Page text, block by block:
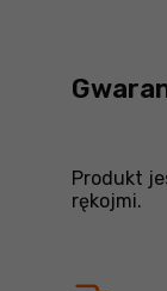
Produkt
rękojmi.